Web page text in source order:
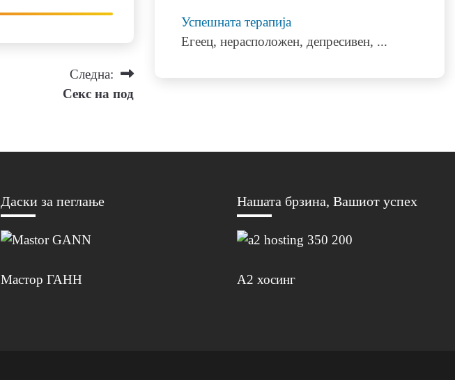
Следна:
Секс на под
Успешната терапија
Егеец, нерасположен, депресивен, ...
Даски за пеглање
Мастор ГАНН
Нашата брзина, Вашиот успех
А2 хосинг